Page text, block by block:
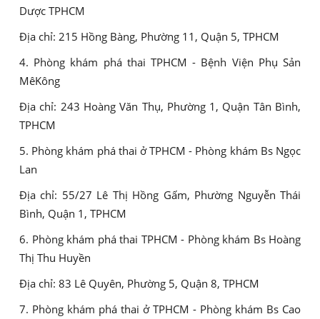
Dược TPHCM
Địa chỉ: 215 Hồng Bàng, Phường 11, Quận 5, TPHCM
4. Phòng khám phá thai TPHCM - Bệnh Viện Phụ Sản
MêKông
Địa chỉ: 243 Hoàng Văn Thụ, Phường 1, Quận Tân Bình,
TPHCM
5. Phòng khám phá thai ở TPHCM - Phòng khám Bs Ngọc
Lan
Địa chỉ: 55/27 Lê Thị Hồng Gấm, Phường Nguyễn Thái
Bình, Quận 1, TPHCM
6. Phòng khám phá thai TPHCM - Phòng khám Bs Hoàng
Thị Thu Huyền
Địa chỉ: 83 Lê Quyên, Phường 5, Quận 8, TPHCM
7. Phòng khám phá thai ở TPHCM - Phòng khám Bs Cao